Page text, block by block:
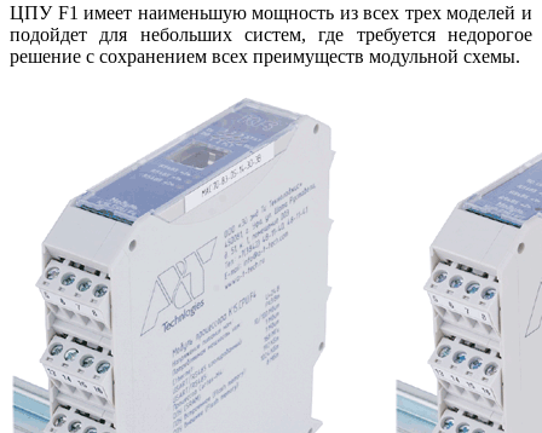
ЦПУ F1 имеет наименьшую мощность из всех трех моделей и
подойдет для небольших систем, где требуется недорогое
решение с сохранением всех преимуществ модульной схемы.